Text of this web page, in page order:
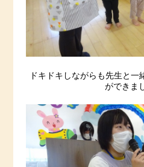
ドキドキしながらも先生と一
ができま